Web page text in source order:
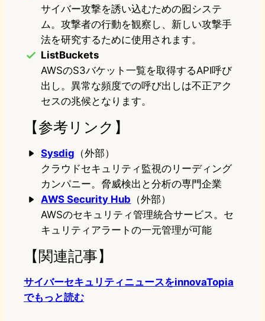
サイバー攻撃を誘い込むための囮システ
ム。攻撃者の行動を観察し、新しい攻撃手
法を研究するために使用されます。
ListBuckets
AWSのS3バケット一覧を取得するAPI呼び
出し。異常な頻度での呼び出しは不正アク
セスの兆候となります。
【参考リンク】
Sysdig （外部）
クラウドセキュリティ監視のリーディング
カンパニー。脅威検出と分析の専門企業
AWS Security Hub （外部）
AWSのセキュリティ管理統合サービス。セ
キュリティアラートの一元管理が可能
【関連記事】
サイバーセキュリティニュースをinnovaTopia
でもっと読む